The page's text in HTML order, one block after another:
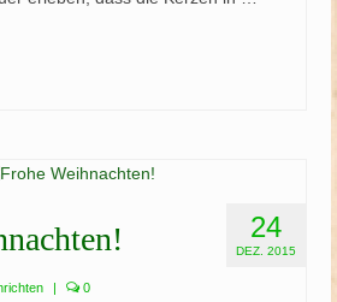
24
DEZ. 2015
0